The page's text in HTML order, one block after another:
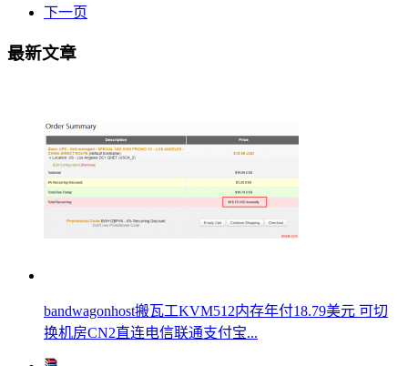
下一页
最新文章
bandwagonhost搬瓦工KVM512内存年付18.79美元 可切
换机房CN2直连电信联通支付宝...